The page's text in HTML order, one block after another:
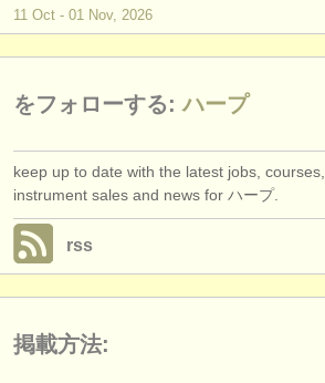
ATSfaq
11 Oct - 01 Nov, 2026
をフォローする: ハープ
keep up to date with the latest jobs,
instrument sales and news for ハープ.
rss
掲載方法: